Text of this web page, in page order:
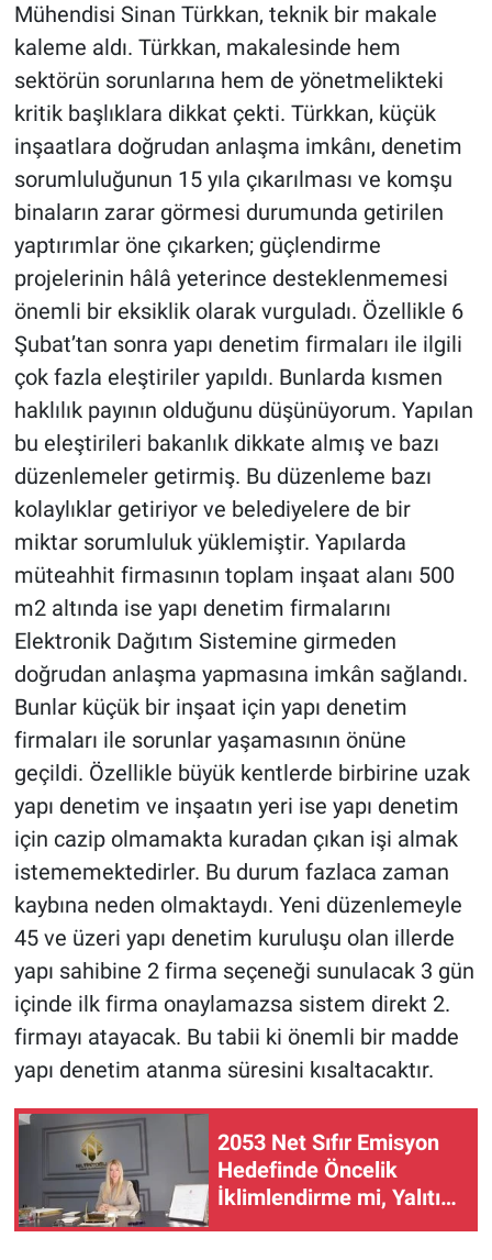
Mühendisi Sinan Türkkan, teknik bir makale
kaleme aldı. Türkkan, makalesinde hem
sektörün sorunlarına hem de yönetmelikteki
kritik başlıklara dikkat çekti. Türkkan, küçük
inşaatlara doğrudan anlaşma imkânı, denetim
sorumluluğunun 15 yıla çıkarılması ve komşu
binaların zarar görmesi durumunda getirilen
yaptırımlar öne çıkarken; güçlendirme
projelerinin hâlâ yeterince desteklenmemesi
önemli bir eksiklik olarak vurguladı. Özellikle 6
Şubat’tan sonra yapı denetim firmaları ile ilgili
çok fazla eleştiriler yapıldı. Bunlarda kısmen
haklılık payının olduğunu düşünüyorum. Yapılan
bu eleştirileri bakanlık dikkate almış ve bazı
düzenlemeler getirmiş. Bu düzenleme bazı
kolaylıklar getiriyor ve belediyelere de bir
miktar sorumluluk yüklemiştir. Yapılarda
müteahhit firmasının toplam inşaat alanı 500
m2 altında ise yapı denetim firmalarını
Elektronik Dağıtım Sistemine girmeden
doğrudan anlaşma yapmasına imkân sağlandı.
Bunlar küçük bir inşaat için yapı denetim
firmaları ile sorunlar yaşamasının önüne
geçildi. Özellikle büyük kentlerde birbirine uzak
yapı denetim ve inşaatın yeri ise yapı denetim
için cazip olmamakta kuradan çıkan işi almak
istememektedirler. Bu durum fazlaca zaman
kaybına neden olmaktaydı. Yeni düzenlemeyle
45 ve üzeri yapı denetim kuruluşu olan illerde
yapı sahibine 2 firma seçeneği sunulacak 3 gün
içinde ilk firma onaylamazsa sistem direkt 2.
firmayı atayacak. Bu tabii ki önemli bir madde
yapı denetim atanma süresini kısaltacaktır.
2053 Net Sıfır Emisyon
Hedefinde Öncelik
İklimlendirme mi, Yalıtım
mı?